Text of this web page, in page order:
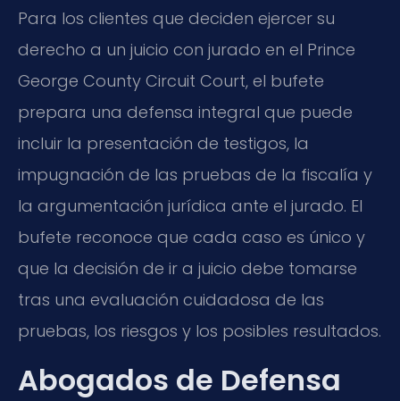
Para los clientes que deciden ejercer su
derecho a un juicio con jurado en el Prince
George County Circuit Court, el bufete
prepara una defensa integral que puede
incluir la presentación de testigos, la
impugnación de las pruebas de la fiscalía y
la argumentación jurídica ante el jurado. El
bufete reconoce que cada caso es único y
que la decisión de ir a juicio debe tomarse
tras una evaluación cuidadosa de las
pruebas, los riesgos y los posibles resultados.
Abogados de Defensa